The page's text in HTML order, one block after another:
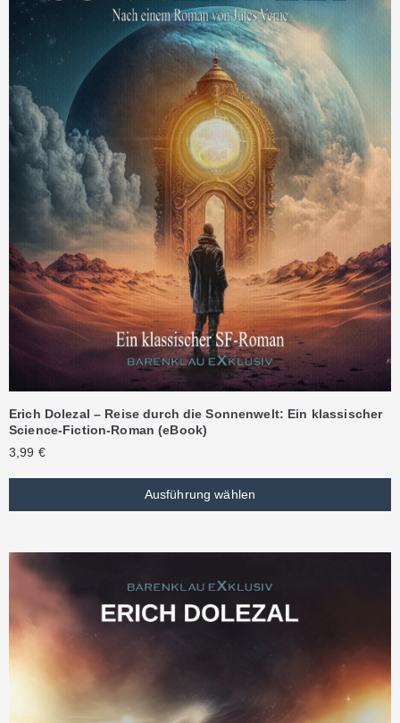
Erich Dolezal – Reise durch die Sonnenwelt: Ein klassischer
Science-Fiction-Roman (eBook)
3,99 €
Ausführung wählen